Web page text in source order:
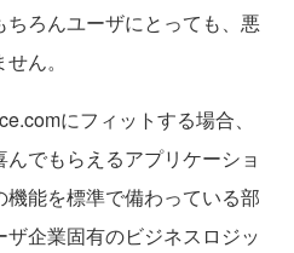
ろんユーザにとっても、悪
ん。
にフィットする場合、
でもらえるアプリケーショ
能を標準で備わっている部
企業固有のビジネスロジッ